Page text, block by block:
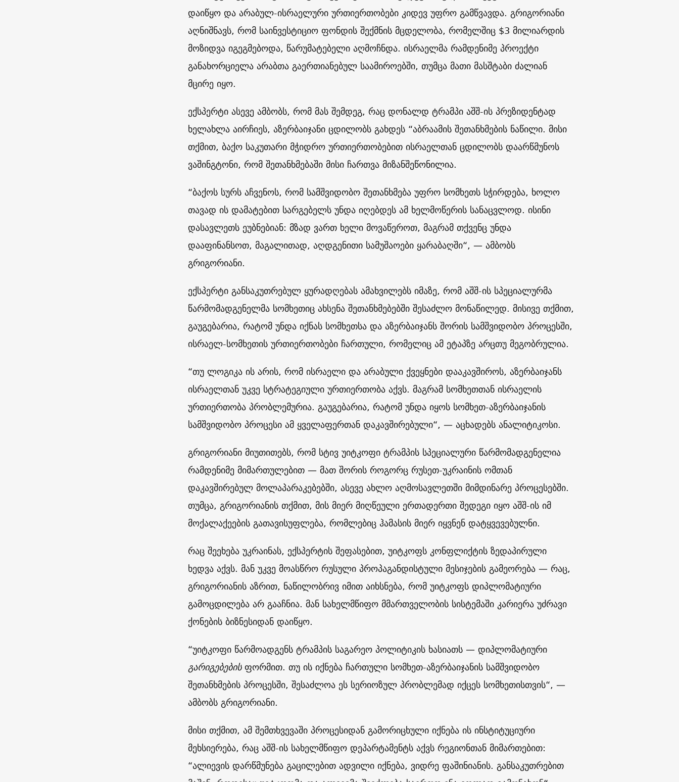
დაიწყო და არაბულ-ისრაელური ურთიერთობები კიდევ უფრო გამწვავდა. გრიგორიანი
აღნიშნავს, რომ საინვესტიციო ფონდის შექმნის მცდელობა, რომელშიც $3 მილიარდის
მოზიდვა იგეგმებოდა, წარუმატებელი აღმოჩნდა. ისრაელმა რამდენიმე პროექტი
განახორციელა არაბთა გაერთიანებულ საამიროებში, თუმცა მათი მასშტაბი ძალიან
მცირე იყო.
ექსპერტი ასევე ამბობს, რომ მას შემდეგ, რაც დონალდ ტრამპი აშშ-ის პრეზიდენტად
ხელახლა აირჩიეს, აზერბაიჯანი ცდილობს გახდეს “აბრაამის შეთანხმების ნაწილი. მისი
თქმით, ბაქო საკუთარი მჭიდრო ურთიერთობებით ისრაელთან ცდილობს დაარწმუნოს
ვაშინგტონი, რომ შეთანხმებაში მისი ჩართვა მიზანშეწონილია.
“ბაქოს სურს აჩვენოს, რომ სამშვიდობო შეთანხმება უფრო სომხეთს სჭირდება, ხოლო
თავად ის დამატებით სარგებელს უნდა იღებდეს ამ ხელმოწერის სანაცვლოდ. ისინი
დასავლეთს ეუბნებიან: მზად ვართ ხელი მოვაწეროთ, მაგრამ თქვენც უნდა
დააფინანსოთ, მაგალითად, აღდგენითი სამუშაოები ყარაბაღში“, — ამბობს
გრიგორიანი.
ექსპერტი განსაკუთრებულ ყურადღებას ამახვილებს იმაზე, რომ აშშ-ის სპეციალურმა
წარმომადგენელმა სომხეთიც ახსენა შეთანხმებებში შესაძლო მონაწილედ. მისივე თქმით,
გაუგებარია, რატომ უნდა იქნას სომხეთსა და აზერბაიჯანს შორის სამშვიდობო პროცესში,
ისრაელ-სომხეთის ურთიერთობები ჩართული, რომელიც ამ ეტაპზე არცთუ მეგობრულია.
“თუ ლოგიკა ის არის, რომ ისრაელი და არაბული ქვეყნები დააკავშიროს, აზერბაიჯანს
ისრაელთან უკვე სტრატეგიული ურთიერთობა აქვს. მაგრამ სომხეთთან ისრაელის
ურთიერთობა პრობლემურია. გაუგებარია, რატომ უნდა იყოს სომხეთ-აზერბაიჯანის
სამშვიდობო პროცესი ამ ყველაფერთან დაკავშირებული“, — აცხადებს ანალიტიკოსი.
გრიგორიანი მიუთითებს, რომ სტივ უიტკოფი ტრამპის სპეციალური წარმომადგენელია
რამდენიმე მიმართულებით — მათ შორის როგორც რუსეთ-უკრაინის ომთან
დაკავშირებულ მოლაპარაკებებში, ასევე ახლო აღმოსავლეთში მიმდინარე პროცესებში.
თუმცა, გრიგორიანის თქმით, მის მიერ მიღწეული ერთადერთი შედეგი იყო აშშ-ის იმ
მოქალაქეების გათავისუფლება, რომლებიც ჰამასის მიერ იყვნენ დატყვევებულნი.
რაც შეეხება უკრაინას, ექსპერტის შეფასებით, უიტკოფს კონფლიქტის ზედაპირული
ხედვა აქვს. მან უკვე მოასწრო რუსული პროპაგანდისტული მესიჯების გამეორება — რაც,
გრიგორიანის აზრით, ნაწილობრივ იმით აიხსნება, რომ უიტკოფს დიპლომატიური
გამოცდილება არ გააჩნია. მან სახელმწიფო მმართველობის სისტემაში კარიერა უძრავი
ქონების ბიზნესიდან დაიწყო.
“უიტკოფი წარმოადგენს ტრამპის საგარეო პოლიტიკის ხასიათს — დიპლომატიური
გარიგებებისფორმით. თუ ის იქნება ჩართული სომხეთ-აზერბაიჯანის სამშვიდობო
შეთანხმების პროცესში, შესაძლოა ეს სერიოზულ პრობლემად იქცეს სომხეთისთვის“, —
ამბობს გრიგორიანი.
მისი თქმით, ამ შემთხვევაში პროცესიდან გამორიცხული იქნება ის ინსტიტუციური
მეხსიერება, რაც აშშ-ის სახელმწიფო დეპარტამენტს აქვს რეგიონთან მიმართებით:
“ალიევის დარწმუნება გაცილებით ადვილი იქნება, ვიდრე ფაშინიანის. განსაკუთრებით